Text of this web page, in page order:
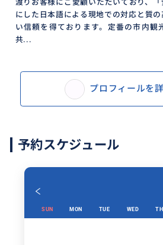
渡りお客様にご愛顧いただいており、
にした日本語による現地での対応と質
い信頼を得ております。定番の市内観
共...
プロフィールを
予約スケジュール
SUN MON TUE WED